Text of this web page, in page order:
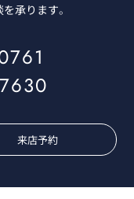
承ります。
来店予約